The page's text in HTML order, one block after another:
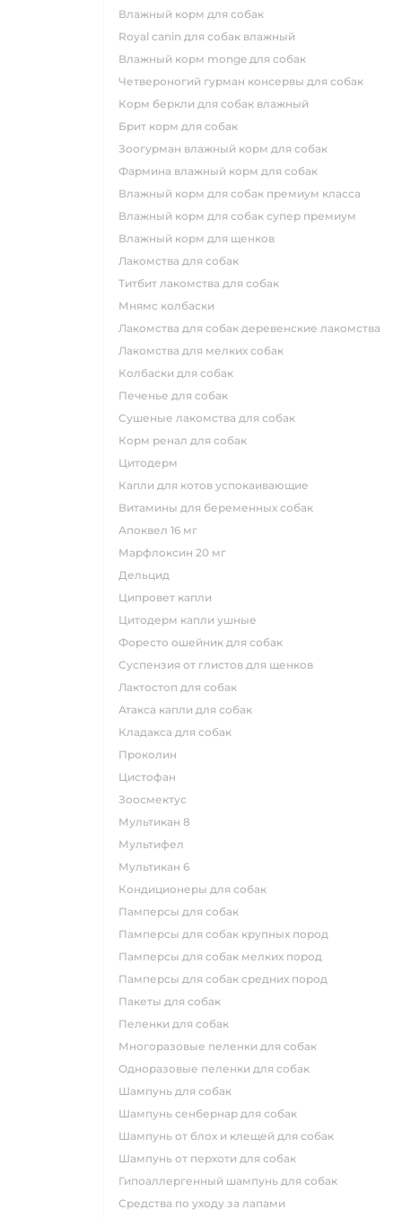
влажный корм для собак
royal canin для собак влажный
влажный корм monge для собак
четвероногий гурман консервы для собак
корм беркли для собак влажный
брит корм для собак
зоогурман влажный корм для собак
фармина влажный корм для собак
влажный корм для собак премиум класса
влажный корм для собак супер премиум
влажный корм для щенков
лакомства для собак
титбит лакомства для собак
мнямс колбаски
лакомства для собак деревенские лакомства
лакомства для мелких собак
колбаски для собак
печенье для собак
сушеные лакомства для собак
корм ренал для собак
цитодерм
капли для котов успокаивающие
витамины для беременных собак
апоквел 16 мг
марфлоксин 20 мг
дельцид
ципровет капли
цитодерм капли ушные
форесто ошейник для собак
суспензия от глистов для щенков
лактостоп для собак
атакса капли для собак
кладакса для собак
проколин
цистофан
зоосмектус
мультикан 8
мультифел
мультикан 6
кондиционеры для собак
памперсы для собак
памперсы для собак крупных пород
памперсы для собак мелких пород
памперсы для собак средних пород
пакеты для собак
пеленки для собак
многоразовые пеленки для собак
одноразовые пеленки для собак
шампунь для собак
шампунь сенбернар для собак
шампунь от блох и клещей для собак
шампунь от перхоти для собак
гипоаллергенный шампунь для собак
средства по уходу за лапами